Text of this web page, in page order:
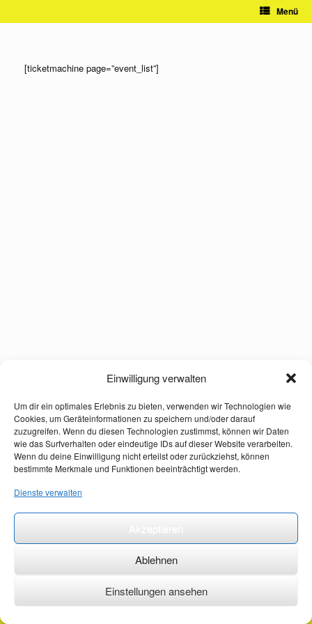
Einwilligung verwalten
Um dir ein optimales Erlebnis zu bieten, verwenden wir Technologien wie
Cookies, um Geräteinformationen zu speichern und/oder darauf
zuzugreifen. Wenn du diesen Technologien zustimmst, können wir Daten
wie das Surfverhalten oder eindeutige IDs auf dieser Website verarbeiten.
Wenn du deine Einwilligung nicht erteilst oder zurückziehst, können
bestimmte Merkmale und Funktionen beeinträchtigt werden.
Dienste verwalten
Ablehnen
Einstellungen ansehen
Menü
[ticketmachine page=”event_list”]
©2026 ·erstehilfekurs-mauch.de ·AGB ·Datenschutzerklärung ·Impressum ·